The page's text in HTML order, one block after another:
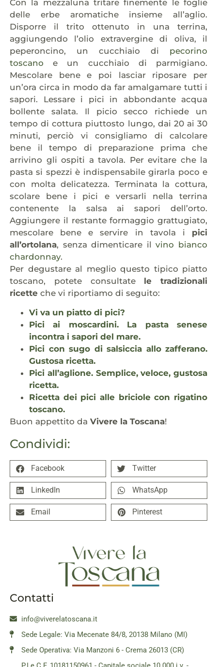
Condividi:
Facebook Twitter
LinkedIn WhatsApp
Email Pinterest
Con la mezzaluna tritare finemente le foglie
delle erbe aromatiche insieme all’aglio.
Disporre il trito ottenuto in una terrina,
aggiungendo l’olio extravergine di oliva, il
peperoncino, un cucchiaio di pecorino
toscano e un cucchiaio di parmigiano.
Mescolare bene e poi lasciar riposare per
un’ora circa in modo da far amalgamare tutti i
sapori. Lessare i pici in abbondante acqua
bollente salata. Il picio secco richiede un
tempo di cottura piuttosto lungo, dai 20 ai 30
minuti, perciò vi consigliamo di calcolare
bene il tempo di preparazione prima che
arrivino gli ospiti a tavola. Per evitare che la
pasta si spezzi è indispensabile girarla poco e
con molta delicatezza. Terminata la cottura,
scolare bene i pici e versarli nella terrina
contenente la salsa ai sapori dell’orto.
Aggiungere il restante formaggio grattugiato,
mescolare bene e servire in tavola i pici
all’ortolana, senza dimenticare ilvino bianco
chardonnay.
Per degustare al meglio questo tipico piatto
toscano, potete consultate le tradizionali
ricette che vi riportiamo di seguito:
Vi va un piatto di pici?
Pici ai moscardini. La pasta senese
incontra i sapori del mare.
Pici con sugo di salsiccia allo zafferano.
Gustosa ricetta.
Pici all’aglione. Semplice, veloce, gustosa
ricetta.
Ricetta dei pici alle briciole con rigatino
toscano.
Buon appettito da Vivere la Toscana!
Contatti
info@viverelatoscana.it
Sede Legale: Via Mecenate 84/8, 20138 Milano (MI)
Sede Operativa: Via Manzoni 6 - Crema 26013 (CR)